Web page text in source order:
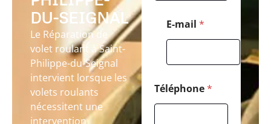
DU-SEIGNAL
Le Réparation de
volet roulant à Saint-
Philippe-du-Seignal
intervient lorsque les
volets roulants
nécessitent une
intervention
E-mail *
Téléphone*
m
N
o